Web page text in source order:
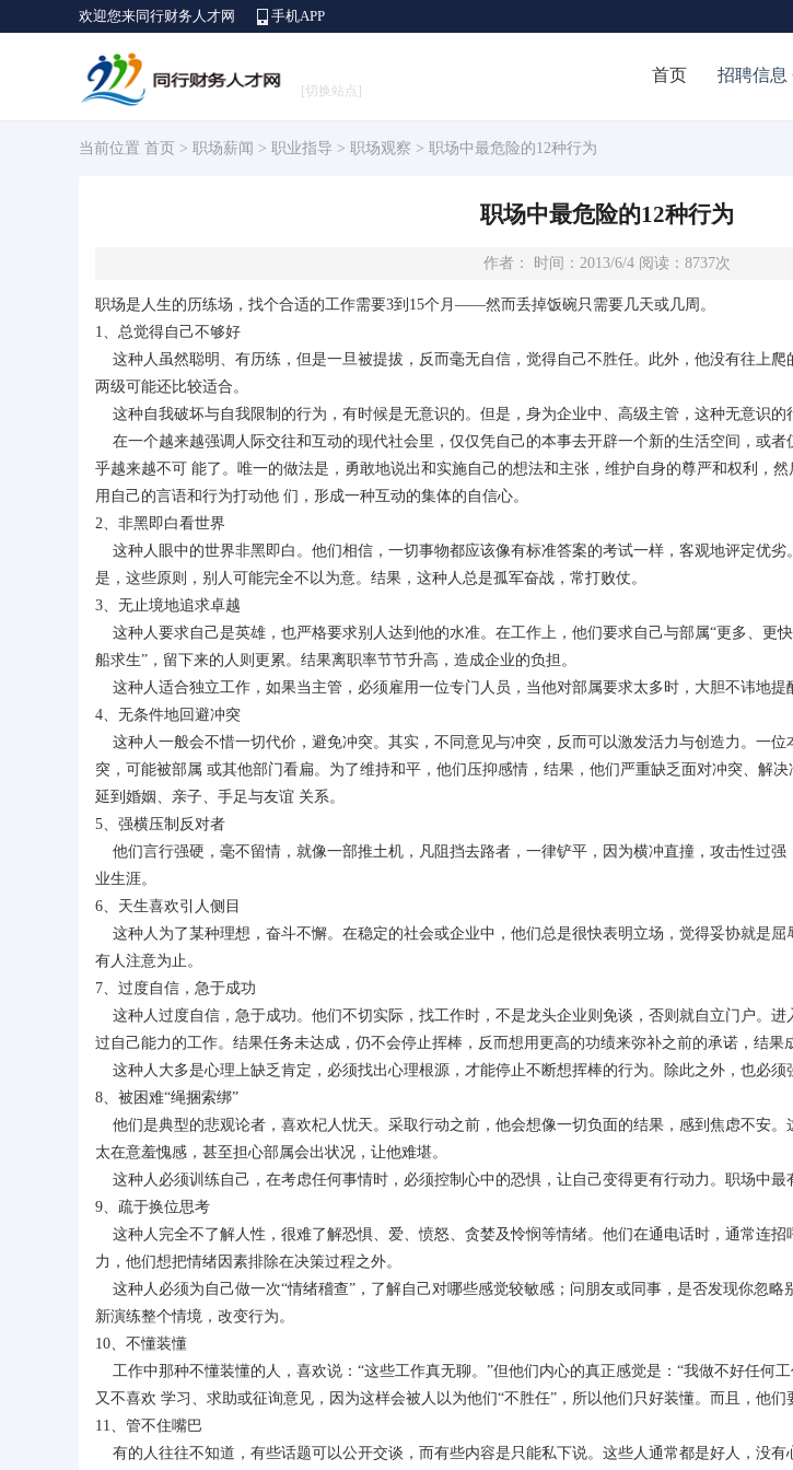
欢迎您来同行财务人才网 手机APP
[切换站点]
首页 招聘信息
当前位置 首页 > 职场薪闻 > 职业指导 > 职场观察 > 职场中最危险的12种行为
职场中最危险的12种行为
作者： 时间：2013/6/4 阅读：8737次
职场是人生的历练场，找个合适的工作需要3到15个月——然而丢掉饭碗只需要几天或几周。
1、总觉得自己不够好
这种人虽然聪明、有历练，但是一旦被提拔，反而毫无自信，觉得自己不胜任。此外，他没有往上
两级可能还比较适合。
这种自我破坏与自我限制的行为，有时候是无意识的。但是，身为企业中、高级主管，这种无意识的
在一个越来越强调人际交往和互动的现代社会里，仅仅凭自己的本事去开辟一个新的生活空间，或
乎越来越不可 能了。唯一的做法是，勇敢地说出和实施自己的想法和主张，维护自身的尊严和权利，
用自己的言语和行为打动他 们，形成一种互动的集体的自信心。
2、非黑即白看世界
这种人眼中的世界非黑即白。他们相信，一切事物都应该像有标准答案的考试一样，客观地评定优劣
是，这些原则，别人可能完全不以为意。结果，这种人总是孤军奋战，常打败仗。
3、无止境地追求卓越
这种人要求自己是英雄，也严格要求别人达到他的水准。在工作上，他们要求自己与部属“更多、更
船求生”，留下来的人则更累。结果离职率节节升高，造成企业的负担。
这种人适合独立工作，如果当主管，必须雇用一位专门人员，当他对部属要求太多时，大胆不讳地提
4、无条件地回避冲突
这种人一般会不惜一切代价，避免冲突。其实，不同意见与冲突，反而可以激发活力与创造力。一位
突，可能被部属 或其他部门看扁。为了维持和平，他们压抑感情，结果，他们严重缺乏面对冲突、解
延到婚姻、亲子、手足与友谊 关系。
5、强横压制反对者
他们言行强硬，毫不留情，就像一部推土机，凡阻挡去路者，一律铲平，因为横冲直撞，攻击性过
业生涯。
6、天生喜欢引人侧目
这种人为了某种理想，奋斗不懈。在稳定的社会或企业中，他们总是很快表明立场，觉得妥协就是屈
有人注意为止。
7、过度自信，急于成功
这种人过度自信，急于成功。他们不切实际，找工作时，不是龙头企业则免谈，否则就自立门户。进
过自己能力的工作。结果任务未达成，仍不会停止挥棒，反而想用更高的功绩来弥补之前的承诺，结果
这种人大多是心理上缺乏肯定，必须找出心理根源，才能停止不断想挥棒的行为。除此之外，也必须
8、被困难“绳捆索绑”
他们是典型的悲观论者，喜欢杞人忧天。采取行动之前，他会想像一切负面的结果，感到焦虑不安。
太在意羞愧感，甚至担心部属会出状况，让他难堪。
这种人必须训练自己，在考虑任何事情时，必须控制心中的恐惧，让自己变得更有行动力。职场中最
9、疏于换位思考
这种人完全不了解人性，很难了解恐惧、爱、愤怒、贪婪及怜悯等情绪。他们在通电话时，通常连
力，他们想把情绪因素排除在决策过程之外。
这种人必须为自己做一次“情绪稽查”，了解自己对哪些感觉较敏感；问朋友或同事，是否发现你忽略
新演练整个情境，改变行为。
10、不懂装懂
工作中那种不懂装懂的人，喜欢说：“这些工作真无聊。”但他们内心的真正感觉是：“我做不好任何
又不喜欢 学习、求助或征询意见，因为这样会被人以为他们“不胜任”，所以他们只好装懂。而且，他们
11、管不住嘴巴
有的人往往不知道，有些话题可以公开交谈，而有些内容是只能私下说。这些人通常都是好人，没